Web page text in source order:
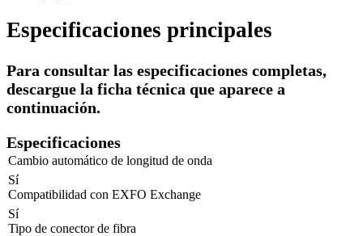
Especificaciones principales
Para consultar las especificaciones completas,
descargue la ficha técnica que aparece a
continuación.
Especificaciones
Cambio automático de longitud de onda
Sí
Compatibilidad con EXFO Exchange
Sí
Tipo de conector de fibra